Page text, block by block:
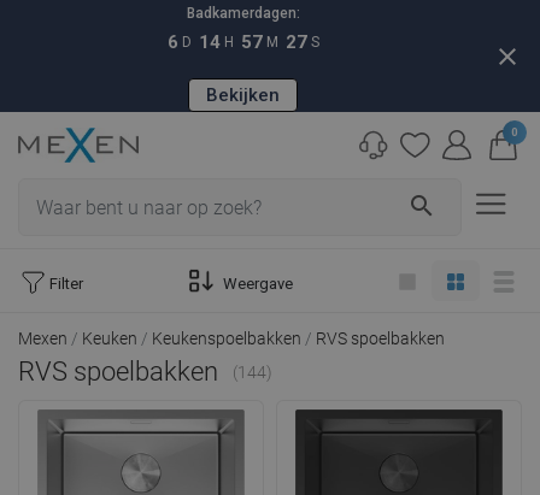
Badkamerdagen:
6 D 14 H 57 M 26 S
Bekijken
close
search
0
Filter Weergave
Mexen Keuken Keukenspoelbakken RVS spoelbakken
RVS spoelbakken (144)